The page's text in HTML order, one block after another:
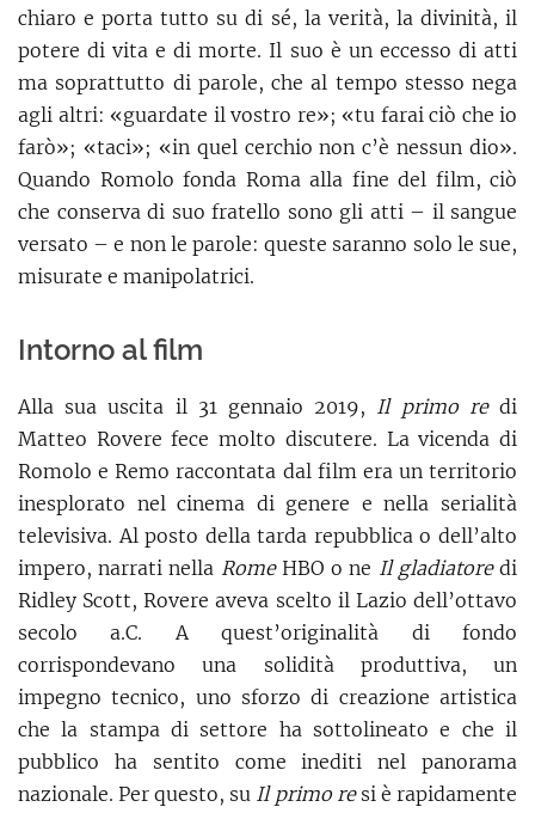
chiaro e porta tutto su di sé, la verità, la divinità, il
potere di vita e di morte. Il suo è un eccesso di atti
ma soprattutto di parole, che al tempo stesso nega
agli altri: «guardate il vostro re»; «tu farai ciò che io
farò»; «taci»; «in quel cerchio non c’è nessun dio».
Quando Romolo fonda Roma alla fine del film, ciò
che conserva di suo fratello sono gli atti – il sangue
versato – e non le parole: queste saranno solo le sue,
misurate e manipolatrici.
Intorno al film
Alla sua uscita il 31 gennaio 2019, Il primo redi
Matteo Rovere fece molto discutere. La vicenda di
Romolo e Remo raccontata dal film era un territorio
inesplorato nel cinema di genere e nella serialità
televisiva. Al posto della tarda repubblica o dell’alto
impero, narrati nella RomeHBO o ne Il gladiatoredi
Ridley Scott, Rovere aveva scelto il Lazio dell’ottavo
secolo a.C. A quest’originalità di fondo
corrispondevano una solidità produttiva, un
impegno tecnico, uno sforzo di creazione artistica
che la stampa di settore ha sottolineato e che il
pubblico ha sentito come inediti nel panorama
nazionale. Per questo, su Il primo resi è rapidamente